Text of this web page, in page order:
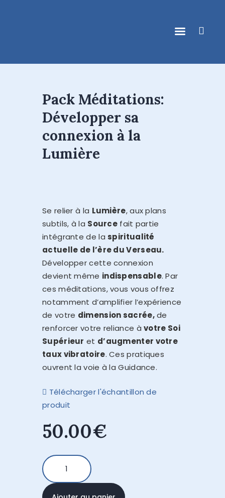
DONATIENNE CLOQUET
ACCOMPAGNEMENT
INDIVIDUEL
ACTIVITÉS DE GROUPE
Pack Méditations:
Développer sa
connexion à la
Lumière
Se relier à la Lumière, aux plans
subtils, à la Source fait partie
intégrante de laspiritualité
actuelle de l’ère du Verseau.
Développer cette connexion
devient même indispensable. Par
ces méditations, vous vous offrez
notamment d’amplifier l’expérience
de votre dimension sacrée,de
renforcer votre reliance àvotre Soi
Supérieur et d’augmenter votre
taux vibratoire. Ces pratiques
ouvrent la voie à la Guidance.
Télécharger l'échantillon de
produit
50.00€